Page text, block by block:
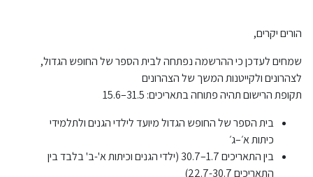
הורים יקרים,
שמחים לעדכן כי ההרשמה נפתחה לבית הספר של החופש הגדול,
לצהרונים ולקייטנות המשך של הצהרונים
תקופת הרישום תהיה פתוחה בתאריכים: 31.5–15.6
בית הספר של החופש הגדול מיועד לילדי הגנים ולתלמידי
כיתות א׳–ג׳
בין התאריכים 1.7–30.7 (ילדי הגנים וכיתות א'-ב' בלבד בין
התאריכים 22.7-30.7)